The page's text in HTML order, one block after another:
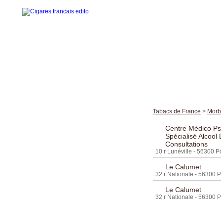
Tabacs de France >
Centre Médico
Spécialisé Alcool
Consultations
10 r Lunéville - 56300
Le Calumet
32 r Nationale - 56300
Le Calumet
32 r Nationale - 56300